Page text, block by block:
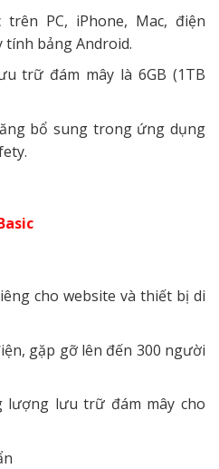
PC, iPhone, Mac, điện
tính bảng Android.
trữ đám mây là 6GB (1TB
bổ sung trong ứng dụng
cho website và thiết bị di
gặp gỡ lên đến 300 người
lượng lưu trữ đám mây cho